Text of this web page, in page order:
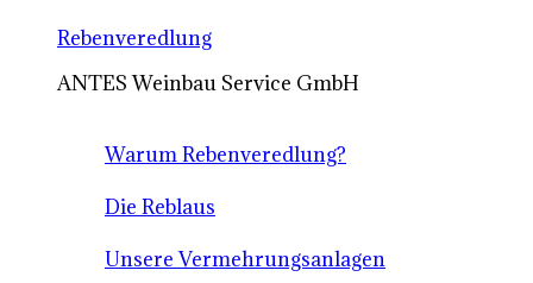
Rebenveredlung
ANTES Weinbau Service GmbH
Warum Rebenveredlung?
Die Reblaus
Unsere Vermehrungsanlagen